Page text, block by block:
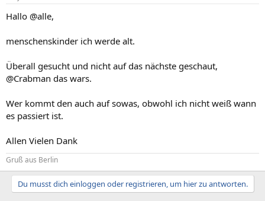
Hallo @alle,
menschenskinder ich werde alt.
Überall gesucht und nicht auf das nächste geschaut,
@Crabman das wars.
Wer kommt den auch auf sowas, obwohl ich nicht weiß wann
es passiert ist.
Allen Vielen Dank
Gruß aus Berlin
Du musst dich einloggen oder registrieren, um hier zu antworten.